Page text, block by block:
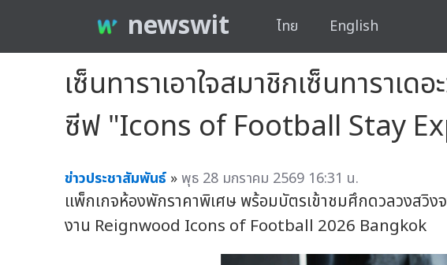
newswit ไทย English
เซ็นทาราเอาใจสมาชิกเซ็นทาราเ
ซีฟ "Icons of Football Stay
ข่าวประชาสัมพันธ์ »พุธ 28 มกราคม 2569 16:31 น.
แพ็กเกจห้องพักราคาพิเศษ พร้อมบัตรเข้าชมศึกดวลวงสวิง
งาน Reignwood Icons of Football 2026 Bangkok